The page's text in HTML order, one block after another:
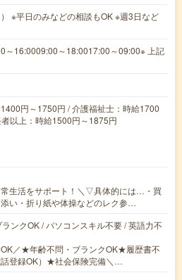
※平日のみなどの相談もOK ※週3日など
～16:0009:00～18:0017:00～09:00※ 上記
円～1750円 / 介護福祉士：時給1700
以上：時給1500円～1875円
常生活をサポート！＼▽具体的には…・買
い・折り紙や体操などのレク参…
ンクOK / パソコンスキル不要 / 英語力不
／★年齢不問・ブランクOK★履歴書不
登録OK）★社会保険完備＼…